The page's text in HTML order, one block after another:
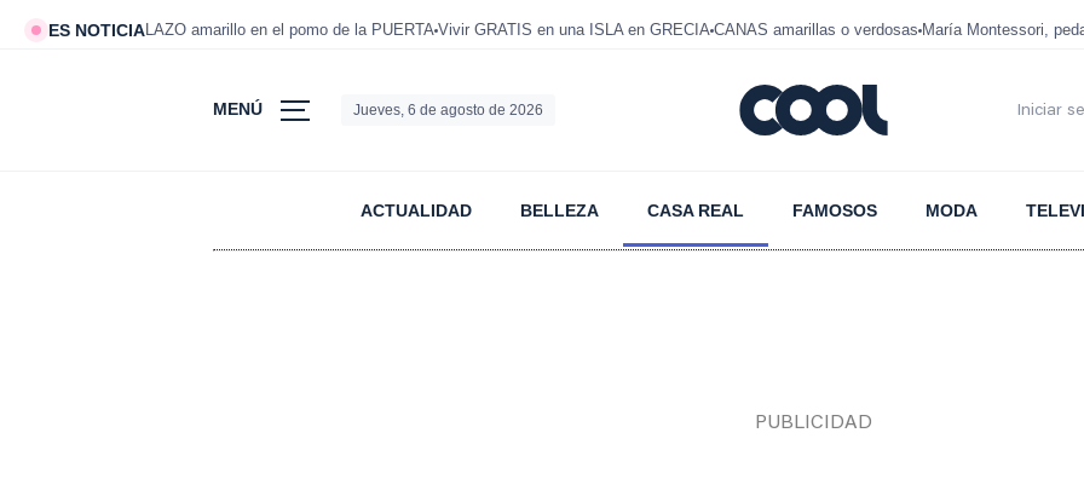
ES NOTICIALAZO amarillo en el pomo de la PUERTA Vivir GRATIS en una ISLA en GRECIA CANAS amarillas o verdosas María Montessori,
MENÚ Jueves, 6 de agosto de 2026 Iniciar
ACTUALIDAD BELLEZA CASA REAL FAMOSOS MODA